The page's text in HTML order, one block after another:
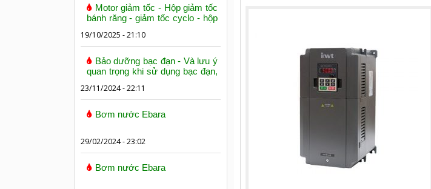
Motor giảm tốc - Hộp giảm tốc
bánh răng - giảm tốc cyclo - hộp
19/10/2025 - 21:10
Bảo dưỡng bạc đạn - Và lưu ý
quan trọng khi sử dụng bạc đạn,
23/11/2024 - 22:11
Bơm nước Ebara
29/02/2024 - 23:02
Bơm nước Ebara